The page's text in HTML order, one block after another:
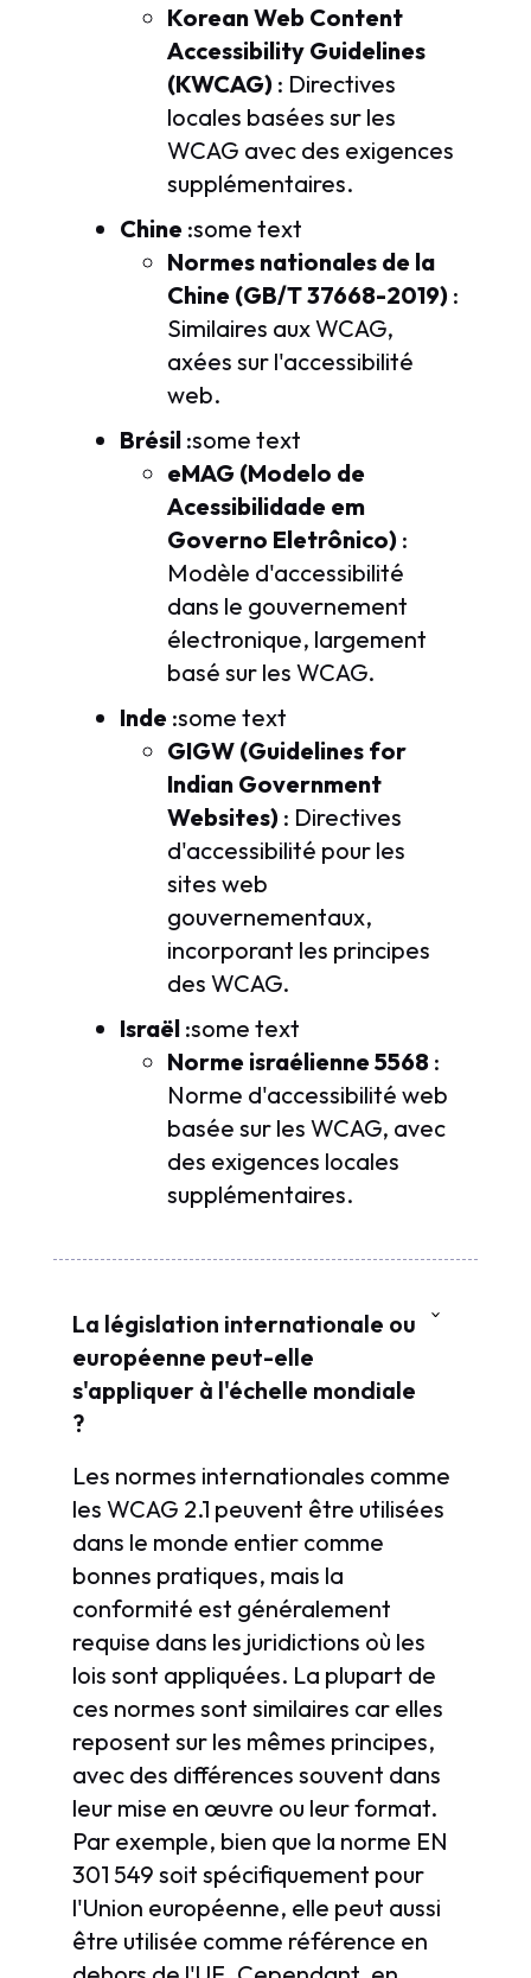
Korean Web Content
Accessibility Guidelines
(KWCAG): Directives
locales basées sur les
WCAG avec des exigences
supplémentaires.
Chine :some text
Normes nationales de la
Chine (GB/T 37668-2019):
Similaires aux WCAG,
axées sur l'accessibilité
web.
Brésil:some text
eMAG (Modelo de
Acessibilidade em
Governo Eletrônico):
Modèle d'accessibilité
dans le gouvernement
électronique, largement
basé sur les WCAG.
Inde :some text
GIGW (Guidelines for
Indian Government
Websites): Directives
d'accessibilité pour les
sites web
gouvernementaux,
incorporant les principes
des WCAG.
Israël:some text
Norme israélienne 5568 :
Norme d'accessibilité web
basée sur les WCAG, avec
des exigences locales
supplémentaires.
La législation internationale ou
européenne peut-elle
s'appliquer à l'échelle mondiale
?
Les normes internationales comme
les WCAG 2.1 peuvent être utilisées
dans le monde entier comme
bonnes pratiques, mais la
conformité est généralement
requise dans les juridictions où les
lois sont appliquées. La plupart de
ces normes sont similaires car elles
reposent sur les mêmes principes,
avec des différences souvent dans
leur mise en œuvre ou leur format.
Par exemple, bien que la norme EN
301 549 soit spécifiquement pour
l'Union européenne, elle peut aussi
être utilisée comme référence en